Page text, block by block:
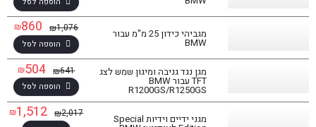
מגביהי כידון 25 מ"מ עבור
BMW
₪1,076
₪860
הוספה לסל
מגן נגד גניבה ומיגון שמש לצג
TFT עבור BMW
R1200GS/R1250GS
₪641
₪504
הוספה לסל
מגני ידיים וידיות Special ₪2,017
₪1,512